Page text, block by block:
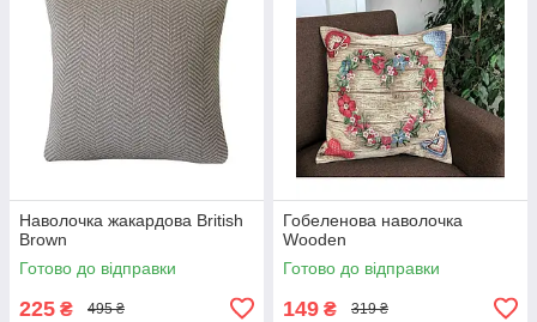
Наволочка жакардова British
Brown
Готово до відправки
225 ₴ 495 ₴
Гобеленова наволочка
Wooden
Готово до відправки
149 ₴ 319 ₴